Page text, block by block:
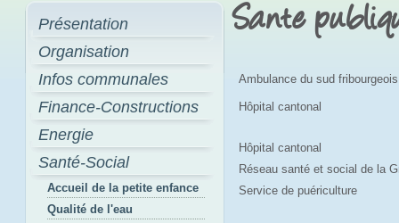
Présentation
Organisation
Infos communales
Finance-Constructions
Energie
Santé-Social
Accueil de la petite enfance
Qualité de l'eau
Sante
Ambulance du sud fribourgeois
Hôpital cantonal
Hôpital cantonal
Réseau santé et social de la
Service de puériculture